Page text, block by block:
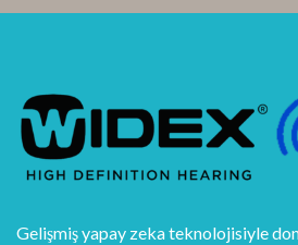
Gelişmiş yapay zeka teknolojisiyle